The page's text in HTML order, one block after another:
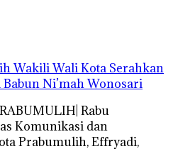
Wakili Wali Kota Serahkan
Ni’mah Wonosari
Rabu
Komunikasi dan
Prabumulih, Effryadi,